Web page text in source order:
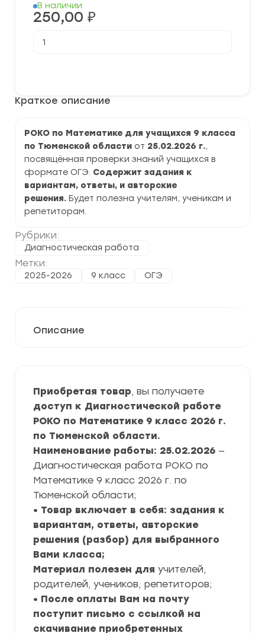
Краткое описание
РОКО по Математике для учащихся 9 класса
по Тюменской области от 25.02.2026 г.,
посвящённая проверки знаний учащихся в
формате ОГЭ. Содержит задания к
вариантам, ответы, и авторские
решения. Будет полезна учителям, ученикам и
репетиторам.
Рубрики:
Диагностическая работа
Метки:
2025-2026 9 класс ОГЭ
В наличии
250,00 ₽
товара
Математике
задания
и
ответы
Описание
Приобретая товар, вы получаете
доступ к Диагностической работе
РОКО по Математике 9 класс 2026 г.
по Тюменской области.
Наименование работы: 25.02.2026 —
Диагностическая работа РОКО по
Математике 9 класс 2026 г. по
Тюменской области;
• Товар включает в себя: задания к
вариантам, ответы, авторские
решения (разбор) для выбранного
Вами класса;
Материал полезен для учителей,
родителей, учеников, репетиторов;
• После оплаты Вам на почту
поступит письмо с ссылкой на
скачивание приобретенных